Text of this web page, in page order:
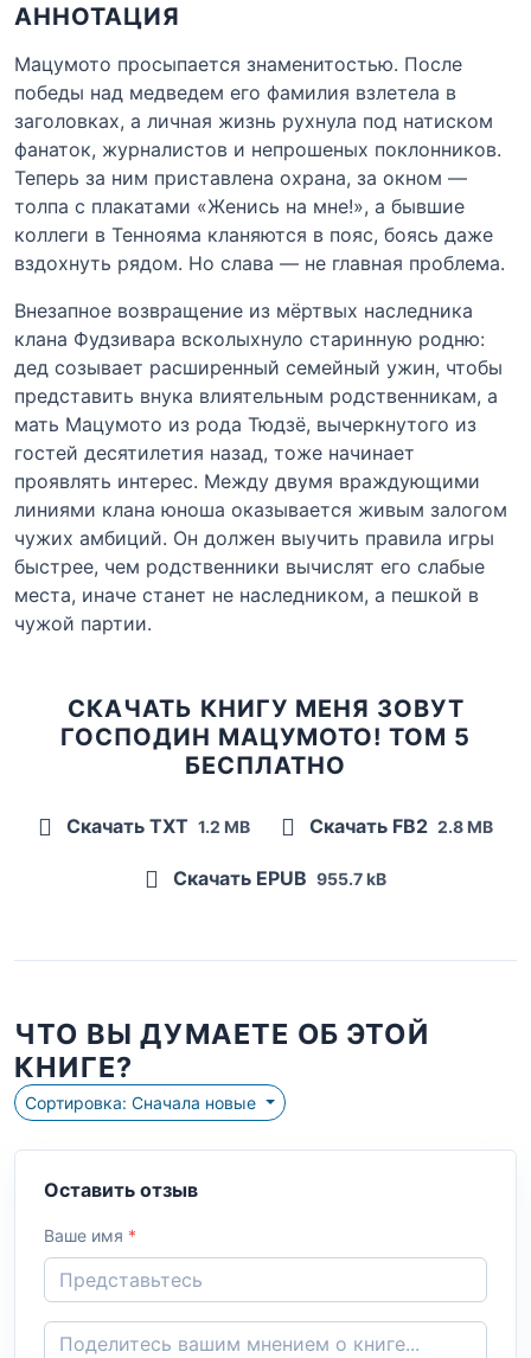
АННОТАЦИЯ
Мацумото просыпается знаменитостью. После
победы над медведем его фамилия взлетела в
заголовках, а личная жизнь рухнула под натиском
фанаток, журналистов и непрошеных поклонников.
Теперь за ним приставлена охрана, за окном —
толпа с плакатами «Женись на мне!», а бывшие
коллеги в Теннояма кланяются в пояс, боясь даже
вздохнуть рядом. Но слава — не главная проблема.
Внезапное возвращение из мёртвых наследника
клана Фудзивара всколыхнуло старинную родню:
дед созывает расширенный семейный ужин, чтобы
представить внука влиятельным родственникам, а
мать Мацумото из рода Тюдзё, вычеркнутого из
гостей десятилетия назад, тоже начинает
проявлять интерес. Между двумя враждующими
линиями клана юноша оказывается живым залогом
чужих амбиций. Он должен выучить правила игры
быстрее, чем родственники вычислят его слабые
места, иначе станет не наследником, а пешкой в
чужой партии.
СКАЧАТЬ КНИГУ МЕНЯ ЗОВУТ
ГОСПОДИН МАЦУМОТО! ТОМ 5
БЕСПЛАТНО
Скачать TXT 1.2 MB Скачать FB2 2.8 MB
Скачать EPUB 955.7 kB
ЧТО ВЫ ДУМАЕТЕ ОБ ЭТОЙ
КНИГЕ?
Сортировка: Сначала новые
Оставить отзыв
Ваше имя *